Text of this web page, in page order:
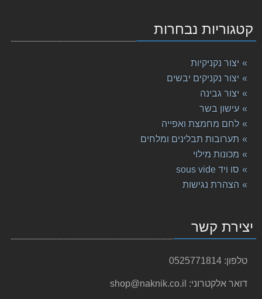
קטגוריות נבחרות
יצור נקניקיות
יצור נקניקים יבשים
יצור גבינה
עישון בשר
לחם מחמצת ואפייה
תערובות תבלינים ומלחים
מכונות מילוי
סו ויד sous vide
הצהרת נגישות
יצירת קשר
טלפון: 0525771814
דואר אלקטרוני: shop@naknik.co.il